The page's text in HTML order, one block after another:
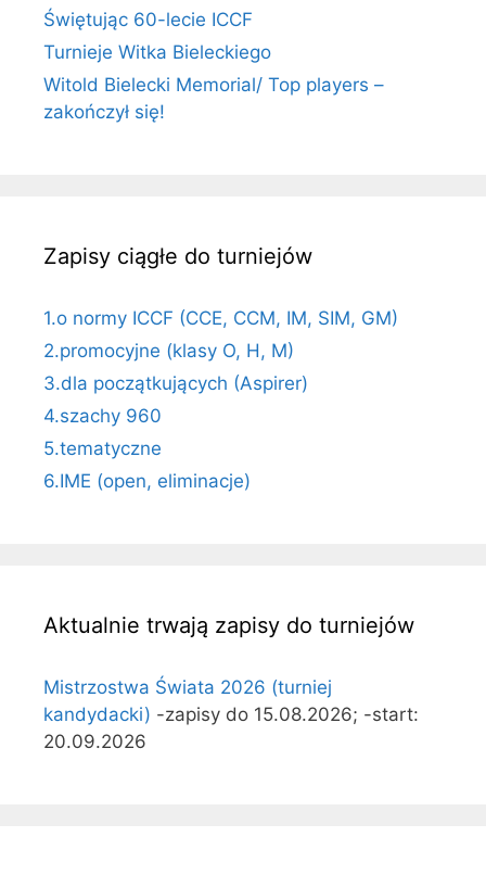
Świętując 60-lecie ICCF
Turnieje Witka Bieleckiego
Witold Bielecki Memorial/ Top players –
zakończył się!
Zapisy ciągłe do turniejów
1.o normy ICCF (CCE, CCM, IM, SIM, GM)
2.promocyjne (klasy O, H, M)
3.dla początkujących (Aspirer)
4.szachy 960
5.tematyczne
6.IME (open, eliminacje)
Aktualnie trwają zapisy do turniejów
Mistrzostwa Świata 2026 (turniej
kandydacki) -zapisy do 15.08.2026; -start:
20.09.2026